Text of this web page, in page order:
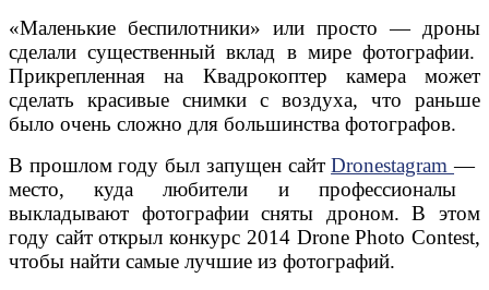
«Маленькие беспилотники» или просто — дроны
сделали существенный вклад в мире фотографии.
Прикрепленная
на Квадрокоптер камера
может
сделать красивые снимки с воздуха, что раньше
было очень сложно для большинства фотографов.
В прошлом году был запущен сайтDronestagram—
место, куда
любители и профессионалы
выкладывают фотографии сняты дроном.В этом
году сайт открылконкурс 2014 Drone Photo Contest,
чтобы найти самые лучшие из фотографий.